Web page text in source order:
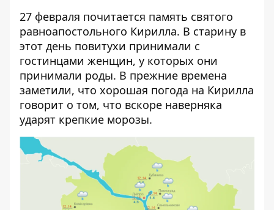
27 февраля почитается память святого
равноапостольного Кирилла. В старину в
этот день повитухи принимали с
гостинцами женщин, у которых они
принимали роды. В прежние времена
заметили, что хорошая погода на Кирилла
говорит о том, что вскоре наверняка
ударят крепкие морозы.